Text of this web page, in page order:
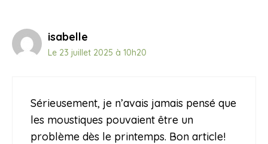
isabelle
Le 23 juillet 2025 à 10h20
Sérieusement, je n’avais jamais pensé que
les moustiques pouvaient être un
problème dès le printemps. Bon article!